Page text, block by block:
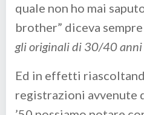
quale non ho mai
brother” diceva sempre
gli originali di 30/40
Ed in effetti
registrazioni avvenute